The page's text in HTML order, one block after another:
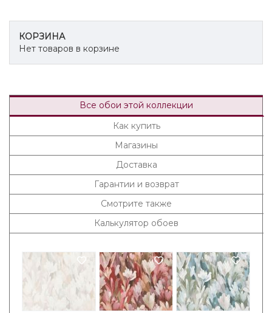
КОРЗИНА
Нет товаров в корзине
Все обои этой коллекции
Как купить
Магазины
Доставка
Гарантии и возврат
Смотрите также
Калькулятор обоев